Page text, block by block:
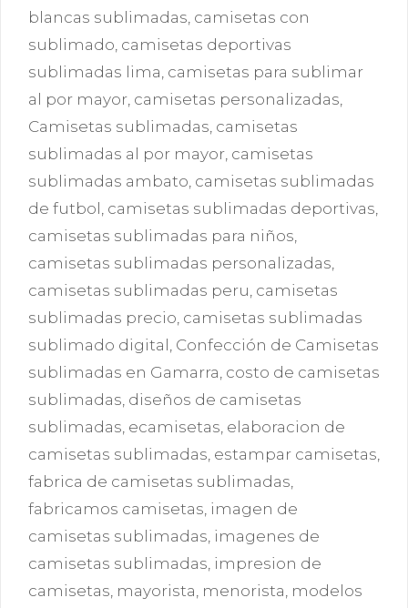
blancas sublimadas camisetas con
sublimado camisetas deportivas
sublimadas lima camisetas para sublimar
al por mayor camisetas personalizadas
Camisetas sublimadas camisetas
sublimadas al por mayor camisetas
sublimadas ambato camisetas sublimadas
de futbol camisetas sublimadas deportivas
camisetas sublimadas para niños
camisetas sublimadas personalizadas
camisetas sublimadas peru camisetas
sublimadas precio camisetas sublimadas
sublimado digital Confección de Camisetas
sublimadas en Gamarra costo de camisetas
sublimadas diseños de camisetas
sublimadas ecamisetas elaboracion de
camisetas sublimadas estampar camisetas
fabrica de camisetas sublimadas
fabricamos camisetas imagen de
camisetas sublimadas imagenes de
camisetas sublimadas impresion de
camisetas mayorista menorista modelos